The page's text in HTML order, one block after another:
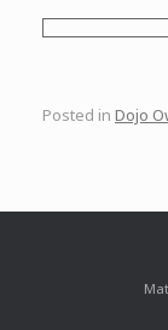
Posted in Dojo